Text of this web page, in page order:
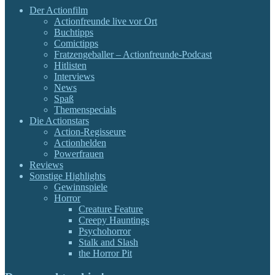
Der Actionfilm
Actionfreunde live vor Ort
Buchtipps
Comictipps
Fratzengeballer – Actionfreunde-Podcast
Hitlisten
Interviews
News
Spaß
Themenspecials
Die Actionstars
Action-Regisseure
Actionhelden
Powerfrauen
Reviews
Sonstige Highlights
Gewinnspiele
Horror
Creature Feature
Creepy Hauntings
Psychohorror
Stalk and Slash
the Horror Pit